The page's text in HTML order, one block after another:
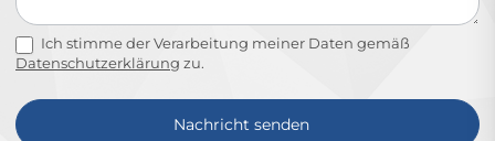
Ich stimme der Verarbeitung meiner Daten gemäß
Datenschutzerklärung zu.
Nachricht senden